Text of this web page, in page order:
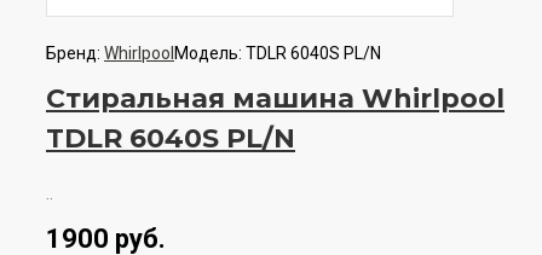
Бренд: Whirlpool Модель: TDLR 6040S PL/N
Стиральная машина Whirlpool
TDLR 6040S PL/N
1900 руб.